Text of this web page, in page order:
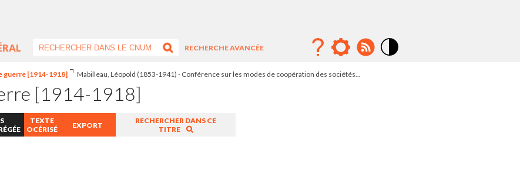
RECHERCHE AVANCÉE
guerre [1914-1918] Mabilleau, Léopold (1853-1941) - Conférence sur les modes de coopération des sociétés...
[1914-1918]
TEXTE
OCÉRISÉ
EXPORT
RECHERCHER DANS CE
TITRE